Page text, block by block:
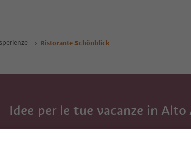
Ristorante Schönblick
Idee per le tue vacanze in Alto
newsletter dell’Alto Adige ricevi consigli